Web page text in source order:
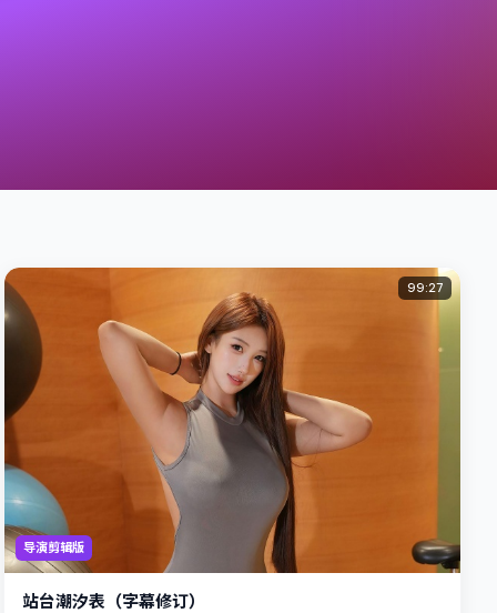
导演剪辑版
99:27
站台潮汐表（字幕修订）